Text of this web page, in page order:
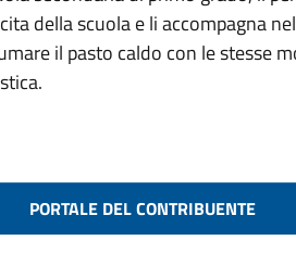
della scuola e li accompagna
il pasto caldo con le stesse
PORTALE DEL CONTRIBUENTE